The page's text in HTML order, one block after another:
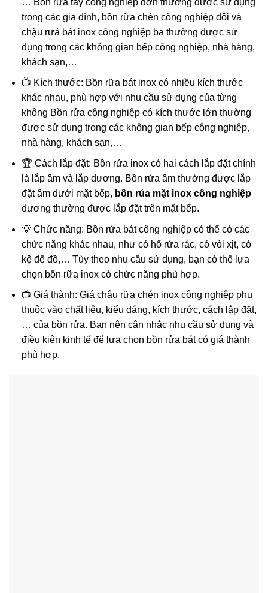
trong các gia đình, bồn rữa chén công nghiệp đôi và
chậu rưả bát inox công nghiệp ba thường được sử
dụng trong các không gian bếp công nghiệp, nhà hàng,
khách sạn,…
📺 Kích thước: Bồn rữa bát inox có nhiều kích thước
khác nhau, phù hợp với nhu cầu sử dụng của từng
không Bồn rửa công nghiệp có kích thước lớn thường
được sử dụng trong các không gian bếp công nghiệp,
nhà hàng, khách sạn,…
🏆 Cách lắp đặt: Bồn rửa inox có hai cách lắp đặt chính
là lắp âm và lắp dương. Bồn rửa âm thường được lắp
đặt âm dưới mặt bếp, bồn rủa mặt inox công nghiệp
dương thường được lắp đặt trên mặt bếp.
💡 Chức năng: Bồn rửa bát công nghiệp có thể có các
chức năng khác nhau, như có hố rửa rác, có vòi xịt, có
kệ để đồ,… Tùy theo nhu cầu sử dụng, bạn có thể lựa
chọn bồn rữa inox có chức năng phù hợp.
📺 Giá thành: Giá chậu rữa chén inox công nghiệp phụ
thuộc vào chất liệu, kiểu dáng, kích thước, cách lắp đặt,
… của bồn rửa. Bạn nên cân nhắc nhu cầu sử dụng và
điều kiện kinh tế để lựa chọn bồn rửa bát có giá thành
phù hợp.